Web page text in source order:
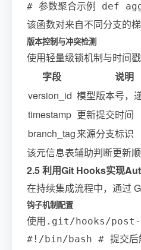
# 参数聚合示例
该函数对来自不同分支的
版本控制与冲突检测
使用轻量级锁机制与时间戳
字段
说明
version_id 模型版本号，
timestamp 更新提交时间
branch_tag来源分支标识
该元信息表辅助判断更新
2.5 利用Git Hooks实现
在持续集成流程中，通过
钩子机制配置
使用 .git/hooks/post-
#!/bin/bash # 提交